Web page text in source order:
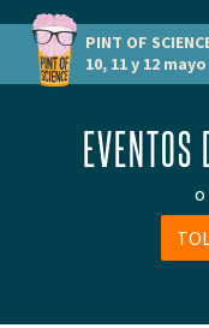
PINT OF
10, 11 y 12
EVENTOS
o